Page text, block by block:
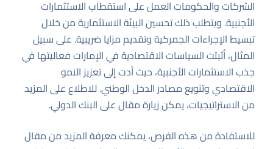
الشركات والحكومات العمل على استقطاب الاستثمارات
الأجنبية. ويتطلب ذلك تحسين البيئة الاستثمارية من خلال
تبسيط الإجراءات الجمركية وتقديم مزايا ضريبية. على سبيل
المثال، أثبتت السياسات الاقتصادية في الإمارات فعاليتها في
جذب الاستثمارات الأجنبية، حيث أدت إلى تعزيز النمو
الاقتصادي وتنويع مصادر الدخل الوطني. للاطلاع على المزيد
من الاستراتيجيات، يمكن زيارة مقال علىالبنك الدولي.
للاستفادة من هذه الفرص، يمكنك معرفة المزيد من مقال